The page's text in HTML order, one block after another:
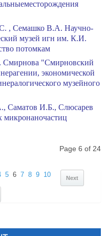
месторождения
, Семашко В.А. Научно-
музей игн им. К.И.
потомкам
"Смирновский
экономической
музейного
Саматов И.Б., Слюсарев
микронаночастиц
Page 6 of 24
5 6 7 8 9 10 Next